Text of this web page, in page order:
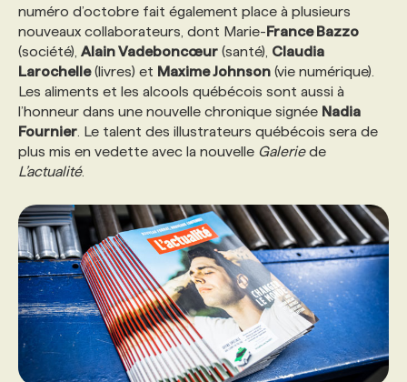
numéro d’octobre fait également place à plusieurs
nouveaux collaborateurs, dont Marie-France Bazzo
(société), Alain Vadeboncœur (santé), Claudia
Larochelle(livres) et Maxime Johnson (vie numérique).
Les aliments et les alcools québécois sont aussi à
l’honneur dans une nouvelle chronique signée Nadia
Fournier . Le talent des illustrateurs québécois sera de
plus mis en vedette avec la nouvelle Galeriede
L’actualité.